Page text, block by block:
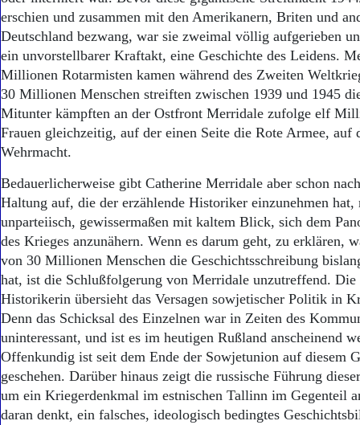
Start
Wer wir sind
Aktuelle Ausgabe
Abonnenten-Login
Abonnent werden
Abo Prämien
Archiv
Mediadaten
Impressum
Datenschutz
erschien und zusammen mit den Amerikanern, Briten und
Deutschland bezwang, war sie zweimal völlig aufgerieben
ein unvorstellbarer Kraftakt, eine Geschichte des Leidens.
Millionen Rotarmisten kamen während des Zweiten
30 Millionen Menschen streiften zwischen 1939 und 1945
Mitunter kämpften an der Ostfront Merridale zufolge elf
Frauen gleichzeitig, auf der einen Seite die Rote Armee, auf
Wehrmacht.
Bedauerlicherweise gibt Catherine Merridale aber schon
Haltung auf, die der erzählende Historiker einzunehmen hat,
unparteiisch, gewissermaßen mit kaltem Blick, sich dem
des Krieges anzunähern. Wenn es darum geht, zu erklären,
von 30 Millionen Menschen die Geschichtsschreibung
hat, ist die Schlußfolgerung von Merridale unzutreffend. Die
Historikerin übersieht das Versagen sowjetischer Politik in
Denn das Schicksal des Einzelnen war in Zeiten des
uninteressant, und ist es im heutigen Rußland anscheinend
Offenkundig ist seit dem Ende der Sowjetunion auf diesem
geschehen. Darüber hinaus zeigt die russische Führung
um ein Kriegerdenkmal im estnischen Tallinn im Gegenteil
daran denkt, ein falsches, ideologisch bedingtes